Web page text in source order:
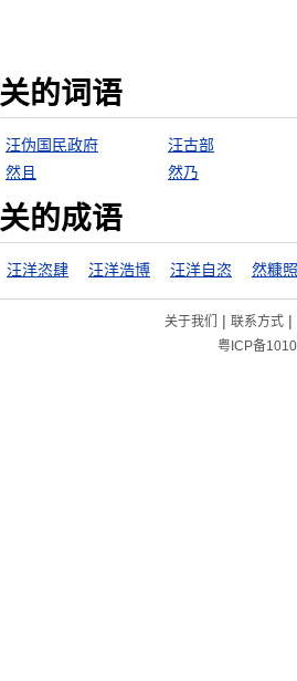
的词语
汪伪国民政府
汪古部
然且 然乃
的成语
汪洋恣肆 汪洋浩博 汪洋自恣 然糠
关于我们 | 联系方式|
粤ICP备